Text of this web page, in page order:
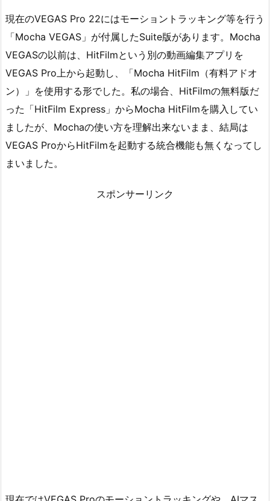
現在のVEGAS Pro 22にはモーショントラッキング等を行う
「Mocha VEGAS」が付属したSuite版があります。Mocha
VEGASの以前は、HitFilmという別の動画編集アプリを
VEGAS Pro上から起動し、「Mocha HitFilm（有料アドオ
ン）」を使用する形でした。私の場合、HitFilmの無料版だ
った「HitFilm Express」からMocha HitFilmを購入してい
ましたが、Mochaの使い方を理解出来ないまま、結局は
VEGAS ProからHitFilmを起動する統合機能も無くなってし
まいました。
スポンサーリンク